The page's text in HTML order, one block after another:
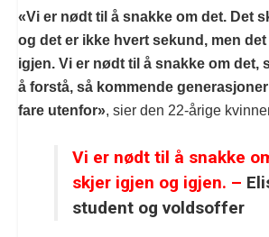
«Vi er nødt til å snakke om det. Det
og det er ikke hvert sekund, men
igjen. Vi er nødt til å snakke om det,
å forstå, så kommende
fare utenfor», sier den 22-årige
Vi er nødt til å snakke
skjer igjen og igjen. –
student og voldsoffer